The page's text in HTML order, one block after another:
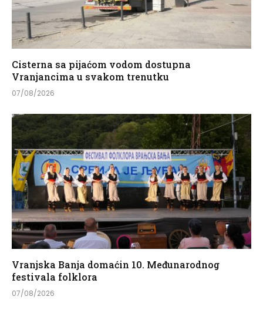
Cisterna sa pijaćom vodom dostupna
Vranjancima u svakom trenutku
07/08/2026
Vranjska Banja domaćin 10. Međunarodnog
festivala folklora
07/08/2026